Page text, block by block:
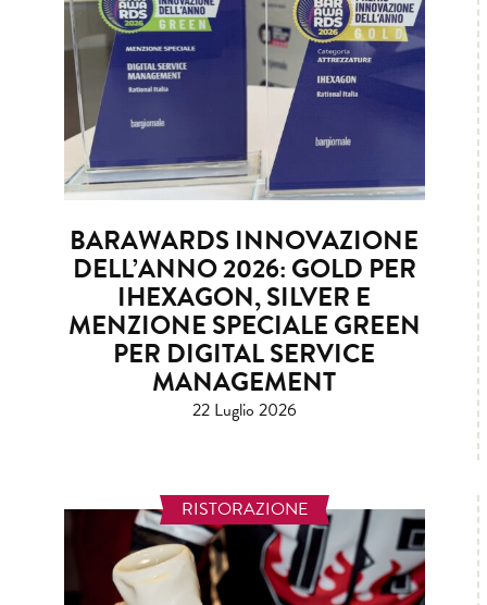
BARAWARDS INNOVAZIONE
DELL’ANNO 2026: GOLD PER
IHEXAGON, SILVER E
MENZIONE SPECIALE GREEN
PER DIGITAL SERVICE
MANAGEMENT
22 Luglio 2026
RISTORAZIONE